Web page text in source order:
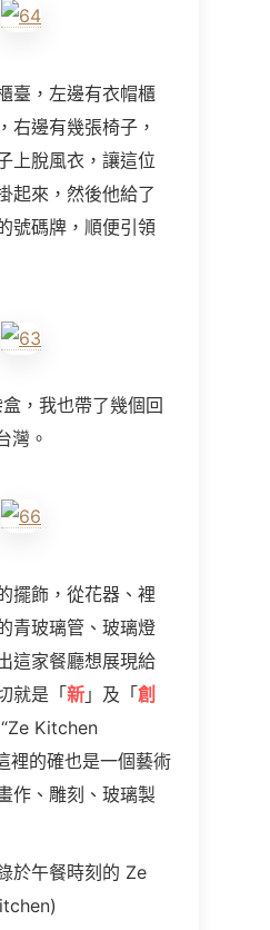
臺，左邊有衣帽櫃
右邊有幾張椅子，
上脫風衣，讓這位
起來，然後他給了
號碼牌，順便引領
，我也帶了幾個回
灣。
擺飾，從花器、裡
青玻璃管、玻璃燈
這家餐廳想展現給
就是「 新 」及「 創
“Ze Kitchen
裡的確也是一個藝術
作、雕刻、玻璃製
於午餐時刻的 Ze